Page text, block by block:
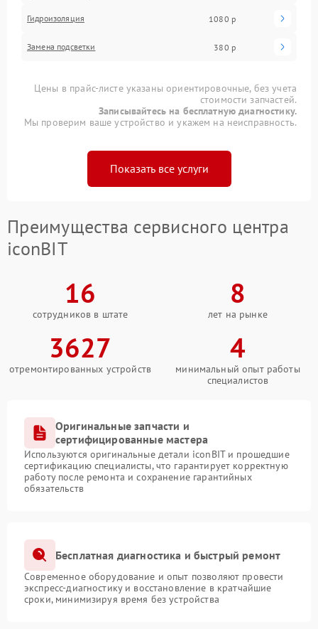
Гидроизоляция 1080 р
Замена подсветки 380 р
Цены в прайс-листе указаны ориентировочные, без учета
стоимости запчастей.
Записывайтесь на бесплатную диагностику.
Мы проверим ваше устройство и укажем на неисправность.
Показать все услуги
Преимущества сервисного центра
iconBIT
16
сотрудников в штате
8
лет на рынке
3627
отремонтированных устройств
4
минимальный опыт работы
специалистов
Оригинальные запчасти и
сертифицированные мастера
Используются оригинальные детали iconBIT и прошедшие
сертификацию специалисты, что гарантирует корректную
работу после ремонта и сохранение гарантийных
обязательств
Бесплатная диагностика и быстрый ремонт
Современное оборудование и опыт позволяют провести
экспресс-диагностику и восстановление в кратчайшие
сроки, минимизируя время без устройства